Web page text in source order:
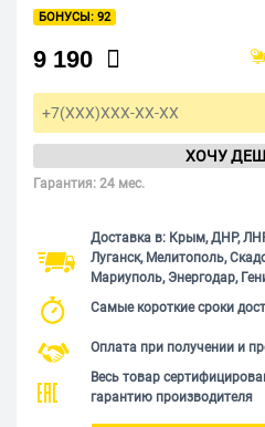
92
9 190
ХОЧУ
Гарантия: 24 мес.
Доставка в: Крым, ДНР,
Луганск, Мелитополь,
Мариуполь, Энергодар,
Самые короткие сроки
Оплата при получении и
Весь товар
гарантию производителя